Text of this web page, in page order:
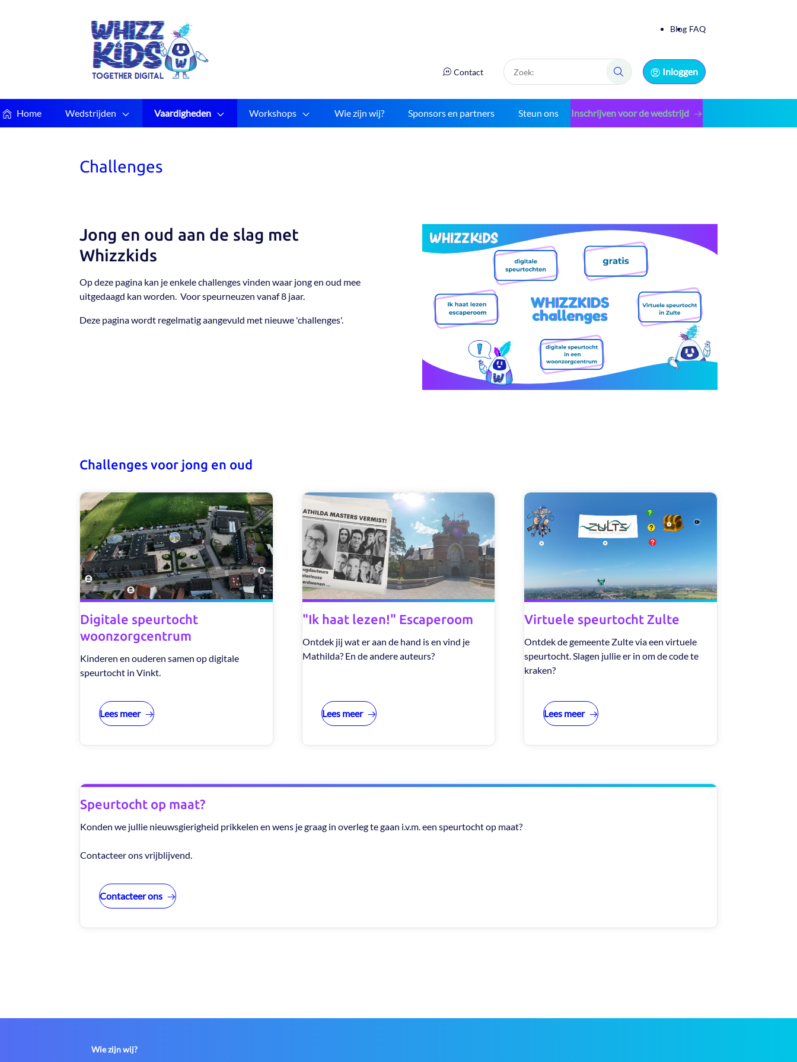
Blog FAQ
Contact
Zoek:
Zoek:
Inloggen
Home Wedstrijden Vaardigheden Workshops Wie zijn wij? Sponsors en partners Steun ons Inschrijven voor de wedstrijd
Challenges
Jong en oud aan de slag met
Whizzkids
Op deze pagina kan je enkele challenges vinden waar jong en oud mee
uitgedaagd kan worden. Voor speurneuzen vanaf 8 jaar.
Deze pagina wordt regelmatig aangevuld met nieuwe 'challenges'.
Challenges voor jong en oud
Digitale speurtocht
woonzorgcentrum
Kinderen en ouderen samen op digitale
speurtocht in Vinkt.
Lees meer
"Ik haat lezen!" Escaperoom
Ontdek jij wat er aan de hand is en vind je
Mathilda? En de andere auteurs?
Lees meer
Virtuele speurtocht Zulte
Ontdek de gemeente Zulte via een virtuele
speurtocht. Slagen jullie er in om de code te
kraken?
Lees meer
Speurtocht op maat?
Konden we jullie nieuwsgierigheid prikkelen en wens je graag in overleg te gaan i.v.m. een speurtocht op maat?
Contacteer ons vrijblijvend.
Contacteer ons
Wie zijn wij?